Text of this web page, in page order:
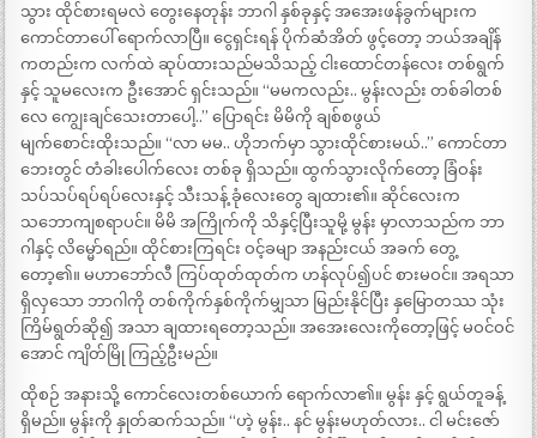
သွား ထိုင်စားရမလဲ တွေးနေတုန်း ဘာဂါ နှစ်ခုနှင့် အအေးဖန်ခွက်များက
ကောင်တာပေါ် ရောက်လာပြီ။ ငွေရှင်းရန် ပိုက်ဆံအိတ် ဖွင့်တော့ ဘယ်အချိန်
ကတည်းက လက်ထဲ ဆုပ်ထားသည်မသိသည့် ငါးထောင်တန်လေး တစ်ရွက်
နှင့် သူမလေးက ဦးအောင် ရှင်းသည်။ “မမကလည်း.. မွန်းလည်း တစ်ခါတစ်
လေ ကျွေးချင်သေးတာပေါ့..” ပြောရင်း မိမိကို ချစ်စဖွယ်
မျက်စောင်းထိုးသည်။ “လာ မမ.. ဟိုဘက်မှာ သွားထိုင်စားမယ်..” ကောင်တာ
ဘေးတွင် တံခါးပေါက်လေး တစ်ခု ရှိသည်။ ထွက်သွားလိုက်တော့ ခြံဝန်း
သပ်သပ်ရပ်ရပ်လေးနှင့် သီးသန့် ခုံလေးတွေ ချထား၏။ ဆိုင်လေးက
သဘောကျစရာပင်။ မိမိ အကြိုက်ကို သိနှင့်ပြီးသူမို့ မွန်း မှာလာသည်က ဘာ
ဂါနှင့် လိမ္မော်ရည်။ ထိုင်စားကြရင်း ဝင့်ခမျာ အနည်းငယ် အခက် တွေ့
တော့၏။ မဟာဘော်လီ ကြပ်ထုတ်ထုတ်က ဟန်လုပ်၍ပင် စားမဝင်။ အရသာ
ရှိလှသော ဘာဂါကို တစ်ကိုက်နှစ်ကိုက်မျှသာ မြည်းနိုင်ပြီး နှမြောတဿ သုံး
ကြိမ်ရွတ်ဆို၍ အသာ ချထားရတော့သည်။ အအေးလေးကိုတော့ဖြင့် မဝင်ဝင်
အောင် ကျိတ်မြို ကြည့်ဦးမည်။
ထိုစဉ် အနားသို့ ကောင်လေးတစ်ယောက် ရောက်လာ၏။ မွန်း နှင့် ရွယ်တူခန့်
ရှိမည်။ မွန်းကို နှုတ်ဆက်သည်။ “ဟဲ့ မွန်း.. နင် မွန်းမဟုတ်လား.. ငါ မင်းဇော်